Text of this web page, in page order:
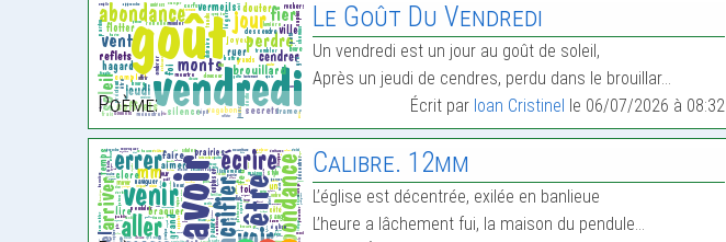
Poème:
Le Goût Du Vendredi
Un vendredi est un jour au goût de soleil,
Après un jeudi de cendres, perdu dans le brouillar…
Écrit par Ioan Cristinel le 06/07/2026 à 08:32
Calibre. 12mm
L’église est décentrée, exilée en banlieue
L’heure a lâchement fui, la maison du pendule…